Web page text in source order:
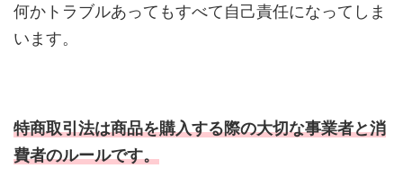
何かトラブルあってもすべて自己責任になってしま
います。
特商取引法は商品を購入する際の大切な事業者と消
費者のルールです。